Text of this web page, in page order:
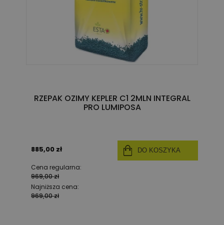
RZEPAK OZIMY KEPLER C1 2MLN INTEGRAL
PRO LUMIPOSA
885,00 zł
Cena regularna:
969,00 zł
Najniższa cena:
969,00 zł
DO KOSZYKA